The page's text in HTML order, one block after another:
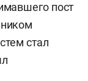
пост
стал